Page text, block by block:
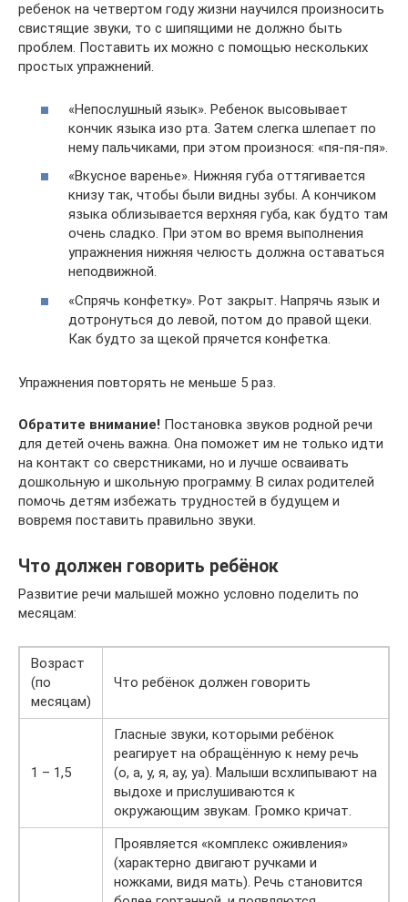
ребенок на четвертом году жизни научился произносить
свистящие звуки, то с шипящими не должно быть
проблем. Поставить их можно с помощью нескольких
простых упражнений.
«Непослушный язык». Ребенок высовывает
кончик языка изо рта. Затем слегка шлепает по
нему пальчиками, при этом произнося: «пя-пя-пя».
«Вкусное варенье». Нижняя губа оттягивается
книзу так, чтобы были видны зубы. А кончиком
языка облизывается верхняя губа, как будто там
очень сладко. При этом во время выполнения
упражнения нижняя челюсть должна оставаться
неподвижной.
«Спрячь конфетку». Рот закрыт. Напрячь язык и
дотронуться до левой, потом до правой щеки.
Как будто за щекой прячется конфетка.
Упражнения повторять не меньше 5 раз.
Обратите внимание! Постановка звуков родной речи
для детей очень важна. Она поможет им не только идти
на контакт со сверстниками, но и лучше осваивать
дошкольную и школьную программу. В силах родителей
помочь детям избежать трудностей в будущем и
вовремя поставить правильно звуки.
Что должен говорить ребёнок
Развитие речи малышей можно условно поделить по
месяцам:
Возраст
(по
месяцам)
Что ребёнок должен говорить
1 – 1,5
Гласные звуки, которыми ребёнок
реагирует на обращённую к нему речь
(о, а, у, я, ау, уа). Малыши всхлипывают на
выдохе и прислушиваются к
окружающим звукам. Громко кричат.
Проявляется «комплекс оживления»
(характерно двигают ручками и
ножками, видя мать). Речь становится